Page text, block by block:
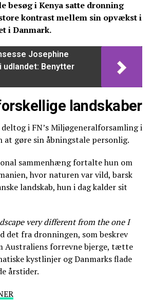
besøg i Kenya satte dronning
kontrast mellem sin opvækst i
i Danmark.
Josephine
Benytter
landskaber
i FN’s Miljøgeneralforsamling i
at gøre sin åbningstale personlig.
sammenhæng fortalte hun om
hvor naturen var vild, barsk
landskab, hun i dag kalder sit
very different from the one I
det fra dronningen, som beskrev
Australiens forrevne bjerge, tætte
kystlinjer og Danmarks flade
årstider.